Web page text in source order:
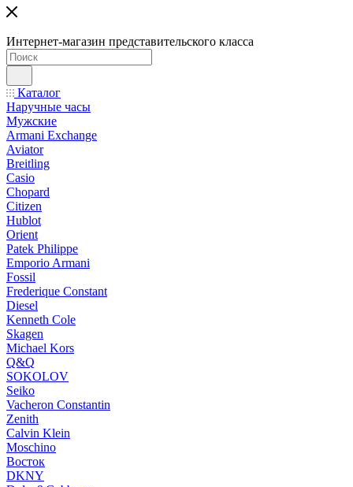
Интернет-магазин представительского класса
Каталог
Наручные часы
Мужские
Armani Exchange
Aviator
Breitling
Casio
Chopard
Citizen
Hublot
Orient
Patek Philippe
Emporio Armani
Fossil
Frederique Constant
Diesel
Kenneth Cole
Skagen
Michael Kors
Q&Q
SOKOLOV
Seiko
Vacheron Constantin
Zenith
Calvin Klein
Moschino
Восток
DKNY